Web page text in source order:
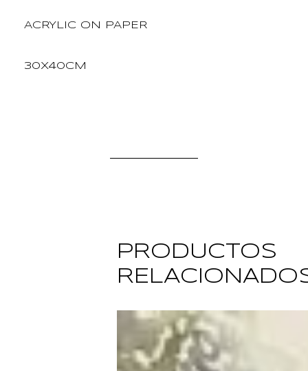
ACRYLIC ON PAPER
30X40CM
PRODUCTOS